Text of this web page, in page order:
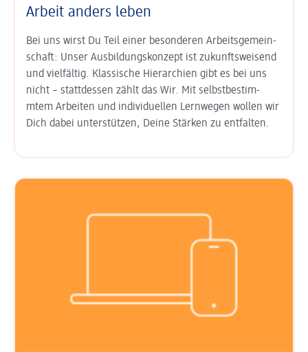
Arbeit anders leben
Bei uns wirst Du Teil einer besonderen Arbeits­gemein­
schaft: Unser Aus­bildungs­konzept ist zukunfts­weisend
und vielfältig. Klas­sische Hierarchien gibt es bei uns
nicht – statt­dessen zählt das Wir. Mit selbst­bestim­
mtem Arbeiten und indi­viduel­len Lern­wegen wollen wir
Dich dabei unter­stützen, Deine Stärken zu entfalten.